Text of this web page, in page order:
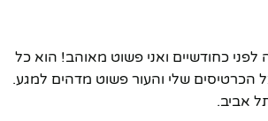
כחודשיים ואני פשוט מאוהב! הוא כל
הכרטיסים שלי והעור פשוט מדהים למגע.
אביב.